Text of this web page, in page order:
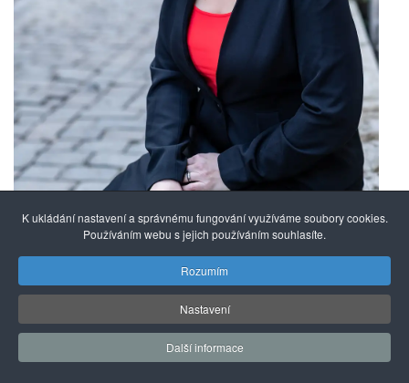
V ideálním případě by si měly jednotlivé
vysoké školy a fakulty nastavit systém
prevence šikany, který v knize podrobně
popisuji a který vychází ze zahraniční
K ukládání nastavení a správnému fungování využíváme soubory cookies.
Používáním webu s jejich používáním souhlasíte.
Rozumím
Nastavení
Další informace